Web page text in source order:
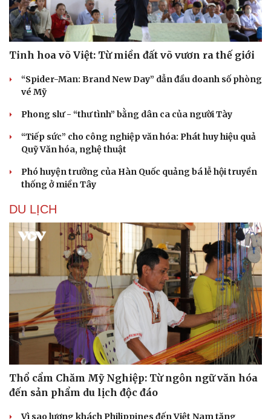
Tinh hoa võ Việt: Từ miền đất võ vươn ra thế giới
“Spider-Man: Brand New Day” dẫn đầu doanh số phòng
vé Mỹ
Phong slư - “thư tình” bằng dân ca của người Tày
“Tiếp sức” cho công nghiệp văn hóa: Phát huy hiệu quả
Quỹ Văn hóa, nghệ thuật
Phó huyện trưởng của Hàn Quốc quảng bá lễ hội truyền
thống ở miền Tây
DU LỊCH
Thổ cẩm Chăm Mỹ Nghiệp: Từ ngôn ngữ văn hóa
đến sản phẩm du lịch độc đáo
Vì sao lượng khách Philippines đến Việt Nam tăng